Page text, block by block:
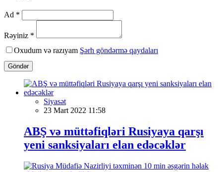
Ad *
Rəyiniz *
Oxudum və razıyam Şərh göndərmə qaydaları
Göndər
Siyasət
23 Mart 2022 11:58
ABŞ və müttəfiqləri Rusiyaya qarşı
yeni sanksiyaları elan edəcəklər